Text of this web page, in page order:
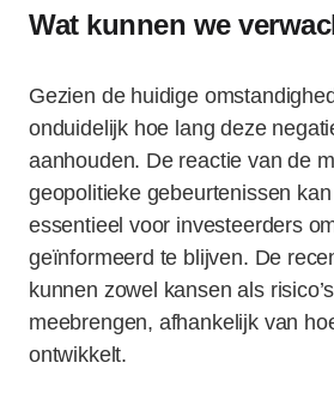
Wat kunnen we
Gezien de huidige
onduidelijk hoe lang deze
aanhouden. De reactie van de
geopolitieke gebeurtenissen
essentieel voor investeerders
geïnformeerd te blijven. De
kunnen zowel kansen als
meebrengen, afhankelijk van
ontwikkelt.